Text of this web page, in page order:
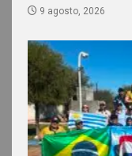
9 agosto, 2026